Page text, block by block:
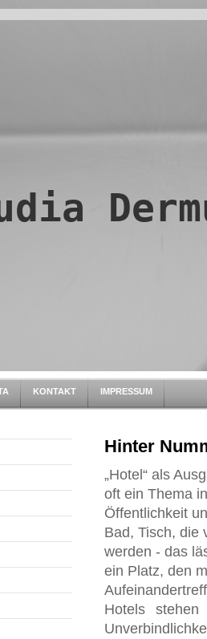
KONTAKT IMPRESSUM
Hinter
„Hotel“ als
oft ein Thema
Öffentlichkeit
Bad, Tisch, die
werden - das
ein Platz, den
Hotels